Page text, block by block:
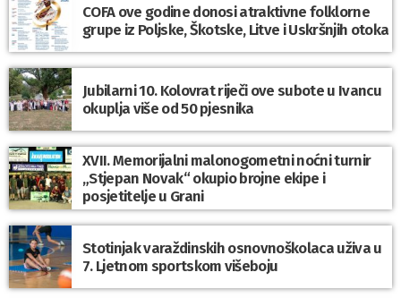
COFA ove godine donosi atraktivne folklorne
grupe iz Poljske, Škotske, Litve i Uskršnjih otoka
Jubilarni 10. Kolovrat riječi ove subote u Ivancu
okuplja više od 50 pjesnika
XVII. Memorijalni malonogometni noćni turnir
„Stjepan Novak“ okupio brojne ekipe i
posjetitelje u Grani
Stotinjak varaždinskih osnovnoškolaca uživa u
7. Ljetnom sportskom višeboju